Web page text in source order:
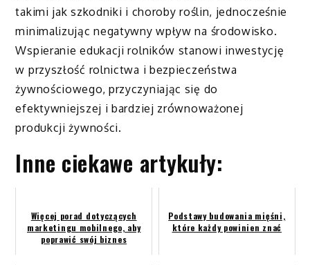
takimi jak szkodniki i choroby roślin, jednocześnie
minimalizując negatywny wpływ na środowisko.
Wspieranie edukacji rolników stanowi inwestycję
w przyszłość rolnictwa i bezpieczeństwa
żywnościowego, przyczyniając się do
efektywniejszej i bardziej zrównoważonej
produkcji żywności.
Inne ciekawe artykuły:
Więcej porad dotyczących
marketingu mobilnego, aby
poprawić swój biznes
Podstawy budowania mięśni,
które każdy powinien znać